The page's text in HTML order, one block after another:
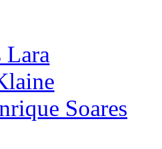
Lara
Soares